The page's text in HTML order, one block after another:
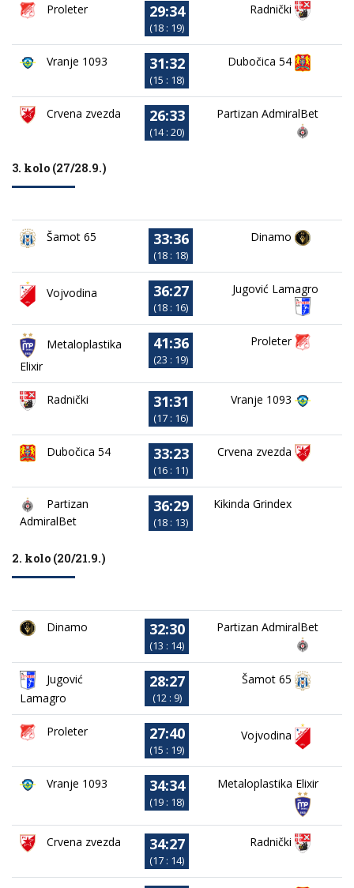
Proleter 29:34
(18 : 19)
Radnički
Vranje 1093 31:32
(15 : 18)
Dubočica 54
Crvena zvezda 26:33
(14 : 20)
Partizan AdmiralBet
3. kolo (27/28.9.)
Šamot 65 33:36
(18 : 18)
Dinamo
Vojvodina 36:27
(18 : 16)
Jugović Lamagro
Metaloplastika
Elixir
41:36
(23 : 19)
Proleter
Radnički 31:31
(17 : 16)
Vranje 1093
Dubočica 54 33:23
(16 : 11)
Crvena zvezda
Partizan
AdmiralBet
36:29
(18 : 13)
Kikinda Grindex
2. kolo (20/21.9.)
Dinamo 32:30
(13 : 14)
Partizan AdmiralBet
Jugović
Lamagro
28:27
(12 : 9)
Šamot 65
Proleter 27:40
(15 : 19)
Vojvodina
Vranje 1093 34:34
(19 : 18)
Metaloplastika Elixir
Crvena zvezda 34:27
(17 : 14)
Radnički